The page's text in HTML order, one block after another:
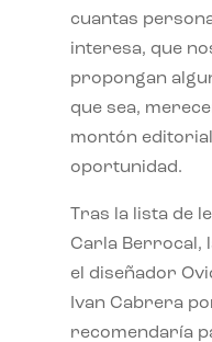
cuantas
interesa, que
propongan
que sea,
montón
oportunidad.
Tras la lista de
Carla Berrocal,
el diseñador
Ivan Cabrera
recomendaría